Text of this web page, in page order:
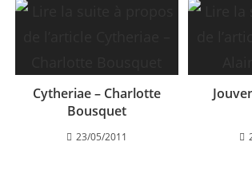
Cytheriae – Charlotte
Bousquet
23/05/2011